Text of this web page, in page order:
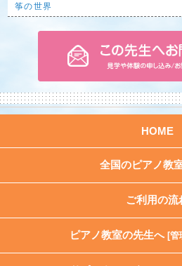
筝の世界
HOME
全国のピアノ教
ご利用の流
ピアノ教室の先生へ [管